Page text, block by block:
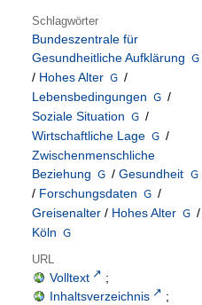
Schlagwörter
Bundeszentrale für
Gesundheitliche Aufklärung
/ Hohes Alter
/
Lebensbedingungen
/
Soziale Situation
/
Wirtschaftliche Lage
/
Zwischenmenschliche
Beziehung
/ Gesundheit
/ Forschungsdaten
/
Greisenalter / Hohes Alter
/
Köln
URL
Volltext
;
Inhaltsverzeichnis
;